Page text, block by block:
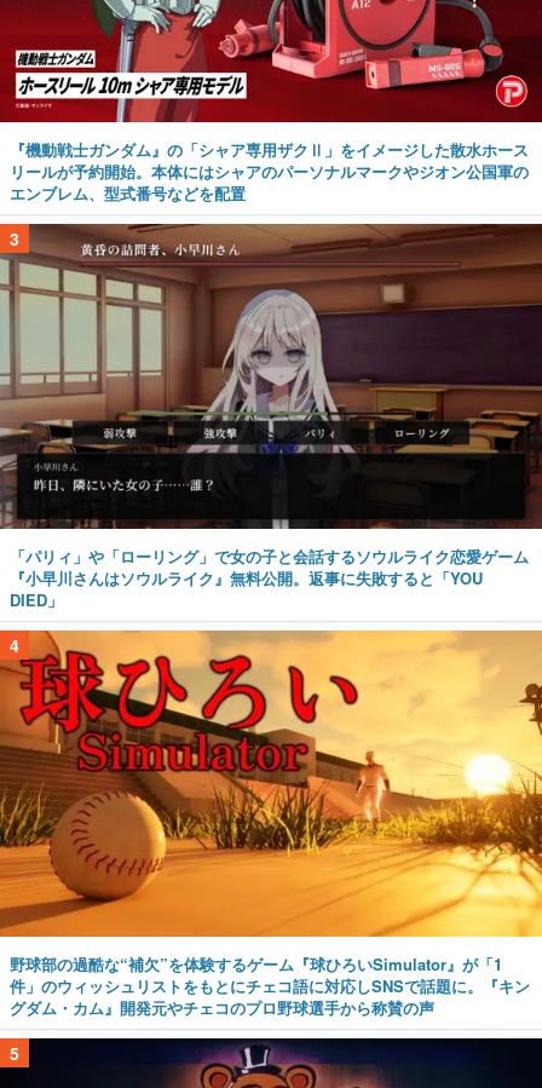
『機動戦士ガンダム』の「シャア専用ザクⅡ」をイメージした散水ホース
リールが予約開始。本体にはシャアのパーソナルマークやジオン公国軍の
エンブレム、型式番号などを配置
3
「パリィ」や「ローリング」で女の子と会話するソウルライク恋愛ゲーム
『小早川さんはソウルライク』無料公開。返事に失敗すると「YOU
DIED」
4
野球部の過酷な“補欠”を体験するゲーム『球ひろいSimulator』が「1
件」のウィッシュリストをもとにチェコ語に対応しSNSで話題に。『キン
グダム・カム』開発元やチェコのプロ野球選手から称賛の声
5